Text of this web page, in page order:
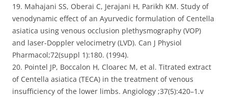
19. Mahajani SS, Oberai C, Jerajani H, Parikh KM. Study of
venodynamic effect of an Ayurvedic formulation of Centella
asiatica using venous occlusion plethysmography (VOP)
and laser-Doppler velocimetry (LVD). Can J Physiol
Pharmacol;72(suppl 1):180. (1994).
20. Pointel JP, Boccalon H, Cloarec M, et al. Titrated extract
of Centella asiatica (TECA) in the treatment of venous
insufficiency of the lower limbs. Angiology ;37(5):420–1.v